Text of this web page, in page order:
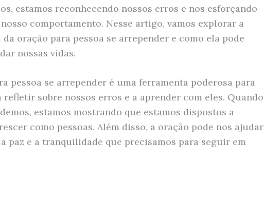
estamos reconhecendo nossos erros e nos esforçando
comportamento. Nesse artigo, vamos explorar a
oração para pessoa se arrepender e como ela pode
nossas vidas.
pessoa se arrepender é uma ferramenta poderosa para
refletir sobre nossos erros e a aprender com eles. Quando
estamos mostrando que estamos dispostos a
como pessoas. Além disso, a oração pode nos ajudar
paz e a tranquilidade que precisamos para seguir em